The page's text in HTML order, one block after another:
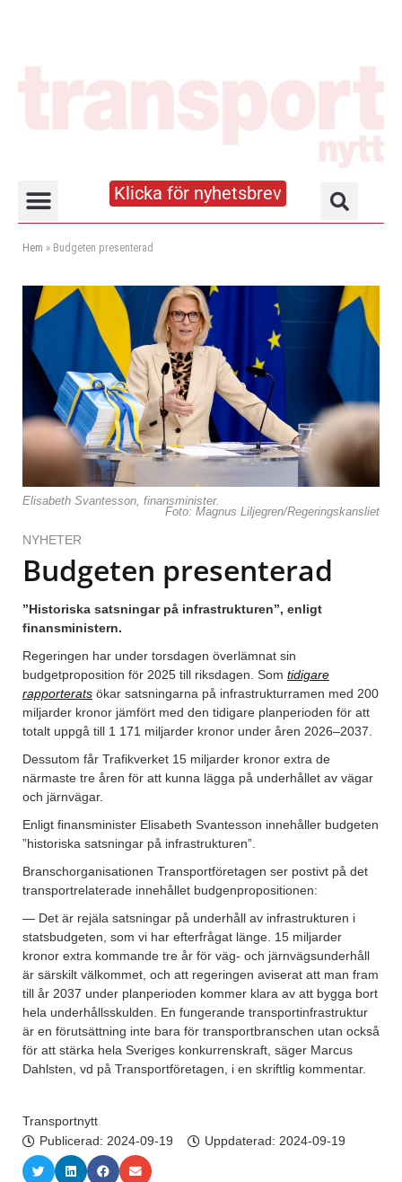
Klicka för nyhetsbrev
Hem » Budgeten presenterad
Elisabeth Svantesson, finansminister.
Foto: Magnus Liljegren/Regeringskansliet
NYHETER
Budgeten presenterad
”Historiska satsningar på infrastrukturen”, enligt
finansministern.
Regeringen har under torsdagen överlämnat sin
budgetproposition för 2025 till riksdagen. Som tidigare
rapporterats ökar satsningarna på infrastrukturramen med 200
miljarder kronor jämfört med den tidigare planperioden för att
totalt uppgå till 1 171 miljarder kronor under åren 2026–2037.
Dessutom får Trafikverket 15 miljarder kronor extra de
närmaste tre åren för att kunna lägga på underhållet av vägar
och järnvägar.
Enligt finansminister Elisabeth Svantesson innehåller budgeten
”historiska satsningar på infrastrukturen”.
Branschorganisationen Transportföretagen ser postivt på det
transportrelaterade innehållet budgenpropositionen:
— Det är rejäla satsningar på underhåll av infrastrukturen i
statsbudgeten, som vi har efterfrågat länge. 15 miljarder
kronor extra kommande tre år för väg- och järnvägsunderhåll
är särskilt välkommet, och att regeringen aviserat att man fram
till år 2037 under planperioden kommer klara av att bygga bort
hela underhållsskulden. En fungerande transportinfrastruktur
är en förutsättning inte bara för transportbranschen utan också
för att stärka hela Sveriges konkurrenskraft, säger Marcus
Dahlsten, vd på Transportföretagen, i en skriftlig kommentar.
Transportnytt
Publicerad: 2024-09-19 Uppdaterad: 2024-09-19